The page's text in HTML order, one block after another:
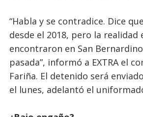
“Habla y se contradice. Dice
desde el 2018, pero la realidad
encontraron en San
pasada”, informó a EXTRA el
Fariña. El detenido será
el lunes, adelantó el